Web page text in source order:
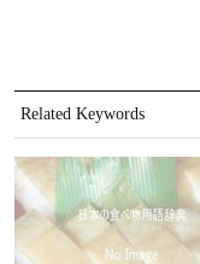
Related Keywords